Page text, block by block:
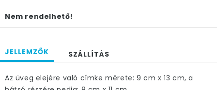
Nem rendelhető!
JELLEMZŐK SZÁLLÍTÁS
Az üveg elejére való címke mérete: 9 cm x 13 cm, a